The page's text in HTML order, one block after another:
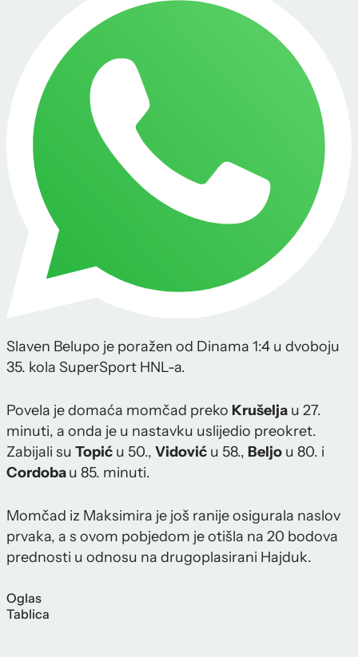
Slaven Belupo je poražen od Dinama 1:4 u dvoboju
35. kola SuperSport HNL-a.
Povela je domaća momčad preko Krušelja u 27.
minuti, a onda je u nastavku uslijedio preokret.
Zabijali su Topić u 50., Vidović u 58., Beljo u 80. i
Cordobau 85. minuti.
Momčad iz Maksimira je još ranije osigurala naslov
prvaka, a s ovom pobjedom je otišla na 20 bodova
prednosti u odnosu na drugoplasirani Hajduk.
Oglas
Tablica